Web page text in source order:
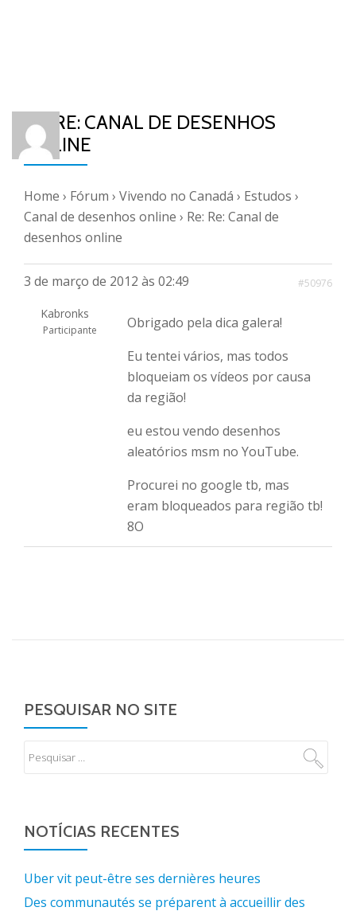
RE: RE: CANAL DE DESENHOS
ONLINE
Home › Fórum › Vivendo no Canadá › Estudos ›
Canal de desenhos online › Re: Re: Canal de
desenhos online
3 de março de 2012 às 02:49 #50976
Kabronks
Participante
Obrigado pela dica galera!
Eu tentei vários, mas todos
bloqueiam os vídeos por causa
da região!
eu estou vendo desenhos
aleatórios msm no YouTube.
Procurei no google tb, mas
eram bloqueados para região tb!
8O
PESQUISAR NO SITE
NOTÍCIAS RECENTES
Uber vit peut-être ses dernières heures
Des communautés se préparent à accueillir des